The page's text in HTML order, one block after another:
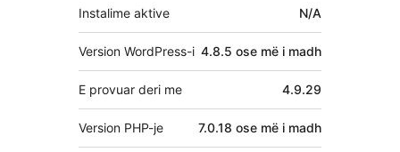
Instalime aktive N/A
Version WordPress-i 4.8.5 ose më i madh
E provuar deri me 4.9.29
Version PHP-je 7.0.18 ose më i madh